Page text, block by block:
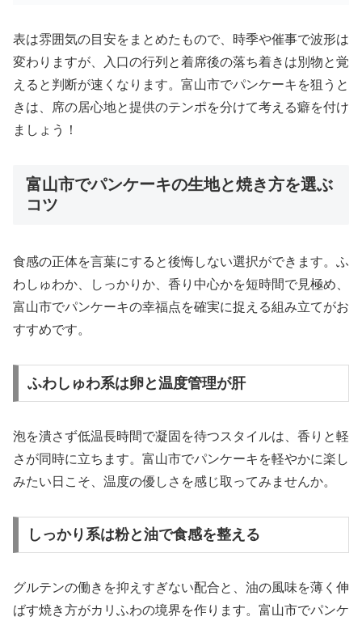
表は雰囲気の目安をまとめたもので、時季や催事で波形は
変わりますが、入口の行列と着席後の落ち着きは別物と覚
えると判断が速くなります。富山市でパンケーキを狙うと
きは、席の居心地と提供のテンポを分けて考える癖を付け
ましょう！
富山市でパンケーキの生地と焼き方を選ぶ
コツ
食感の正体を言葉にすると後悔しない選択ができます。ふ
わしゅわか、しっかりか、香り中心かを短時間で見極め、
富山市でパンケーキの幸福点を確実に捉える組み立てがお
すすめです。
ふわしゅわ系は卵と温度管理が肝
泡を潰さず低温長時間で凝固を待つスタイルは、香りと軽
さが同時に立ちます。富山市でパンケーキを軽やかに楽し
みたい日こそ、温度の優しさを感じ取ってみませんか。
しっかり系は粉と油で食感を整える
グルテンの働きを抑えすぎない配合と、油の風味を薄く伸
ばす焼き方がカリふわの境界を作ります。富山市でパンケ